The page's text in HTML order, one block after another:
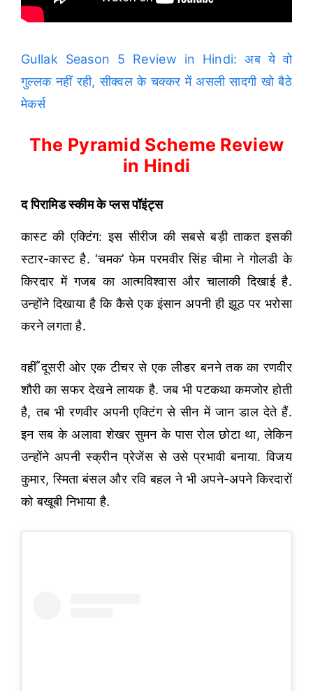
Gullak Season 5 Review in Hindi: अब ये वो
गुल्लक नहीं रही, सीक्वल के चक्कर में असली सादगी खो बैठे
मेकर्स
The Pyramid Scheme Review
in Hindi
द पिरामिड स्कीम के प्लस पॉइंट्स
कास्ट की एक्टिंग: इस सीरीज की सबसे बड़ी ताकत इसकी
स्टार-कास्ट है. ‘चमक’ फेम परमवीर सिंह चीमा ने गोलडी के
किरदार में गजब का आत्मविश्वास और चालाकी दिखाई है.
उन्होंने दिखाया है कि कैसे एक इंसान अपनी ही झूठ पर भरोसा
करने लगता है.
वहीँ दूसरी ओर एक टीचर से एक लीडर बनने तक का रणवीर
शौरी का सफर देखने लायक है. जब भी पटकथा कमजोर होती
है, तब भी रणवीर अपनी एक्टिंग से सीन में जान डाल देते हैं.
इन सब के अलावा शेखर सुमन के पास रोल छोटा था, लेकिन
उन्होंने अपनी स्क्रीन प्रेजेंस से उसे प्रभावी बनाया. विजय
कुमार, स्मिता बंसल और रवि बहल ने भी अपने-अपने किरदारों
को बखूबी निभाया है.